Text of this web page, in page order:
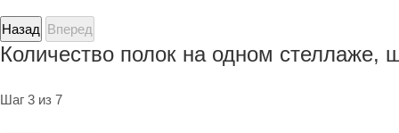
Назад Вперед
Количество полок на одном стеллаже,
Шаг 3 из 7